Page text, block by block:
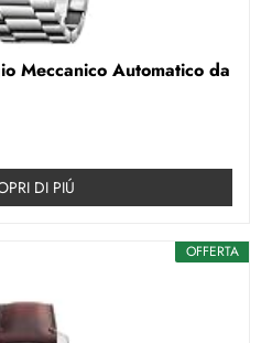
Meccanico Automatico da
DI PIÚ
OFFERTA